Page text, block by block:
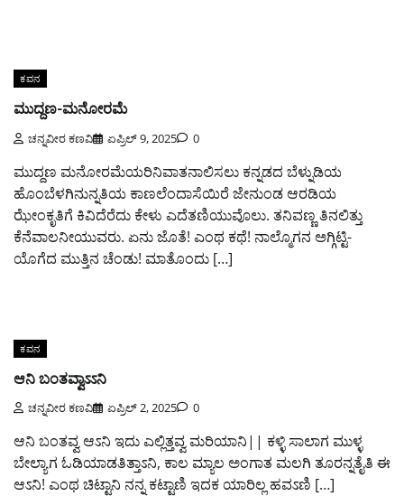
ಕವನ
ಮುದ್ದಣ-ಮನೋರಮೆ
ಚನ್ನವೀರ ಕಣವಿ ಏಪ್ರಿಲ್ 9, 2025 0
ಮುದ್ದಣ ಮನೋರಮೆಯರಿನಿವಾತನಾಲಿಸಲು ಕನ್ನಡದ ಬೆಳ್ನುಡಿಯ
ಹೊಂಬೆಳಗಿನುನ್ನತಿಯ ಕಾಣಲೆಂದಾಸೆಯಿರೆ ಜೇನುಂಡ ಆರಡಿಯ
ಝೇಂಕೃತಿಗೆ ಕಿವಿದೆರೆದು ಕೇಳು ಎದೆತಣಿಯುವೊಲು. ತನಿವಣ್ಣ ತಿನಲಿತ್ತು
ಕೆನೆವಾಲನೀಯುವರು. ಏನು ಜೊತೆ! ಎಂಥ ಕಥೆ! ನಾಲ್ಮೊಗನ ಅಗ್ಗಿಟ್ಟಿ-
ಯೊಗೆದ ಮುತ್ತಿನ ಚೆಂಡು! ಮಾತೊಂದು […]
ಕವನ
ಆನಿ ಬಂತವ್ವಾಽಽನಿ
ಚನ್ನವೀರ ಕಣವಿ ಏಪ್ರಿಲ್ 2, 2025 0
ಆನಿ ಬಂತವ್ವ ಆಽನಿ ಇದು ಎಲ್ಲಿತ್ತವ್ವ ಮರಿಯಾನಿ|| ಕಳ್ಳಿ ಸಾಲಾಗ ಮುಳ್ಳ
ಬೇಲ್ಯಾಗ ಓಡಿಯಾಡತಿತ್ತಾಽನಿ, ಕಾಲ ಮ್ಯಾಲ ಅಂಗಾತ ಮಲಗಿ ತೂರನ್ನತೈತಿ ಈ
ಆಽನಿ! ಎಂಥ ಚಿಟ್ಟಾನಿ ನನ್ನ ಕಟ್ಟಾಣಿ ಇದಕ ಯಾರಿಲ್ಲ ಹವಽಣಿ […]